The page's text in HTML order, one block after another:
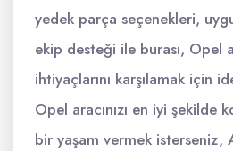
yedek parça seçenekleri,
ekip desteği ile burası, Opel
ihtiyaçlarını karşılamak için
Opel aracınızı en iyi şekilde
bir yaşam vermek isterseniz,